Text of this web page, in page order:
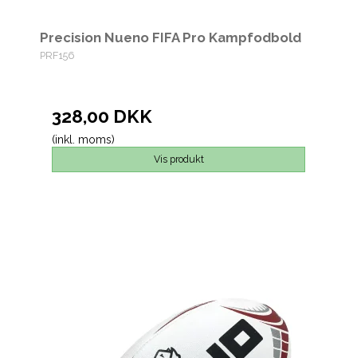
Precision Nueno FIFA Pro Kampfodbold
PRF156
328,00 DKK
(inkl. moms)
Vis produkt